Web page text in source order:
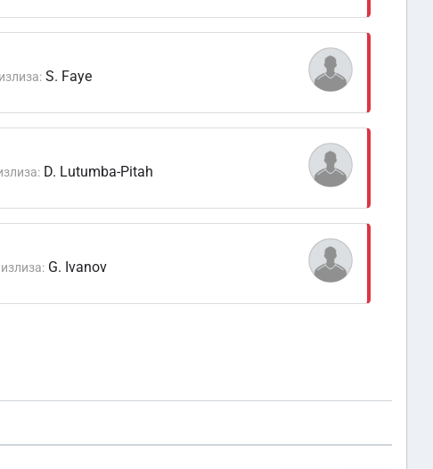
излиза: S. Faye
D. Lutumba-Pitah
излиза: G. Ivanov